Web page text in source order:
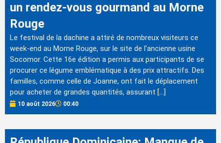
un rendez-vous gourmand au Morne
Rouge
Le festival de la dachine a attiré de nombreux visiteurs ce
week-end au Morne Rouge, sur le site de l'ancienne usine
Socomor. Cette 16e édition a permis aux participants de se
procurer ce légume emblématique à des prix attractifs. Des
familles, comme celle de Joanne, ont fait le déplacement
pour acheter de grandes quantités, assurant […]
10 août 2026 00:40